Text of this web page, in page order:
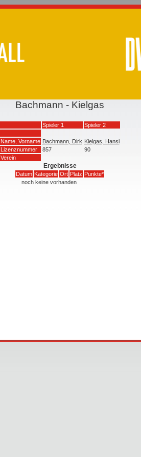
Bachmann - Kielgas
Spieler 1 Spieler 2
Name, Vorname Bachmann, Dirk Kielgas, Hansi
Lizenznummer
857
90
Verein
Ergebnisse
Datum Kategorie Ort Platz Punkte*
noch keine vorhanden